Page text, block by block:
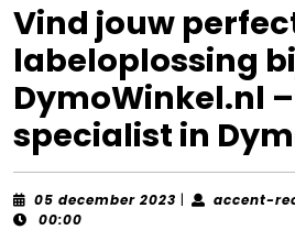
Vind jouw
labeloplossing
DymoWinkel.nl
specialist in
05 december 2023 05
| accent-
00:00